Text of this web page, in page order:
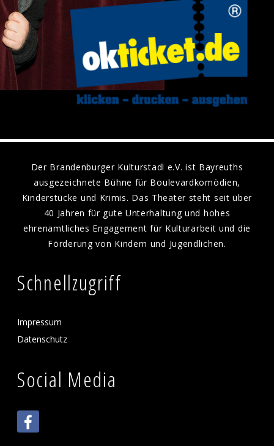
Der Brandenburger Kulturstadl e.V. ist Bayreuths
ausgezeichnete Bühne für Boulevardkomödien,
Kinderstücke und Krimis. Das Theater steht seit über
40 Jahren für gute Unterhaltung und hohes
ehrenamtliches Engagement für Kulturarbeit und die
Förderung von Kindern und Jugendlichen.
Schnellzugriff
Impressum
Datenschutz
Social Media